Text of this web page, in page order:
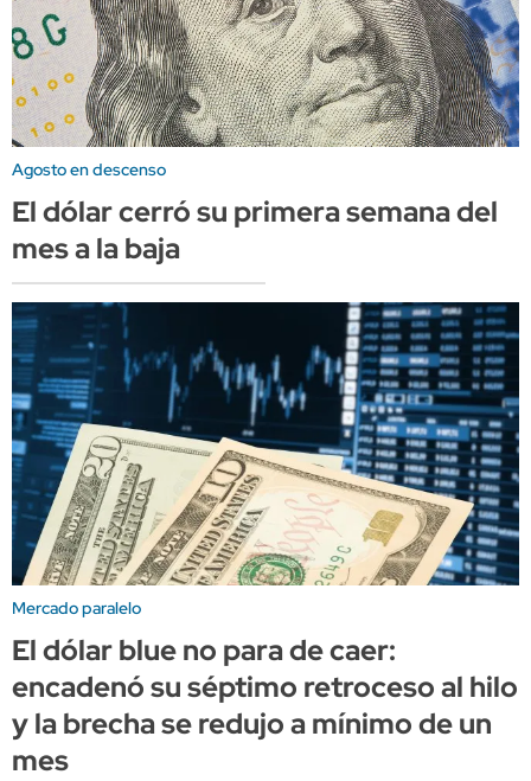
Agosto en descenso
El dólar cerró su primera semana del
mes a la baja
Mercado paralelo
El dólar blue no para de caer:
encadenó su séptimo retroceso al hilo
y la brecha se redujo a mínimo de un
mes